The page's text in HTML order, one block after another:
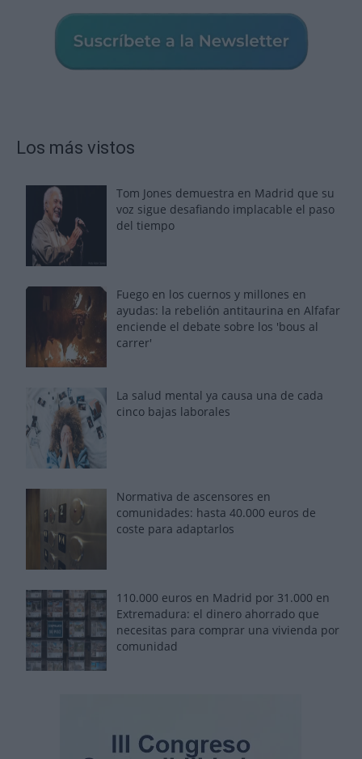
Los más vistos
Tom Jones demuestra en Madrid que su
voz sigue desafiando implacable el paso
del tiempo
Fuego en los cuernos y millones en
ayudas: la rebelión antitaurina en Alfafar
enciende el debate sobre los 'bous al
carrer'
La salud mental ya causa una de cada
cinco bajas laborales
Normativa de ascensores en
comunidades: hasta 40.000 euros de
coste para adaptarlos
110.000 euros en Madrid por 31.000 en
Extremadura: el dinero ahorrado que
necesitas para comprar una vivienda por
comunidad